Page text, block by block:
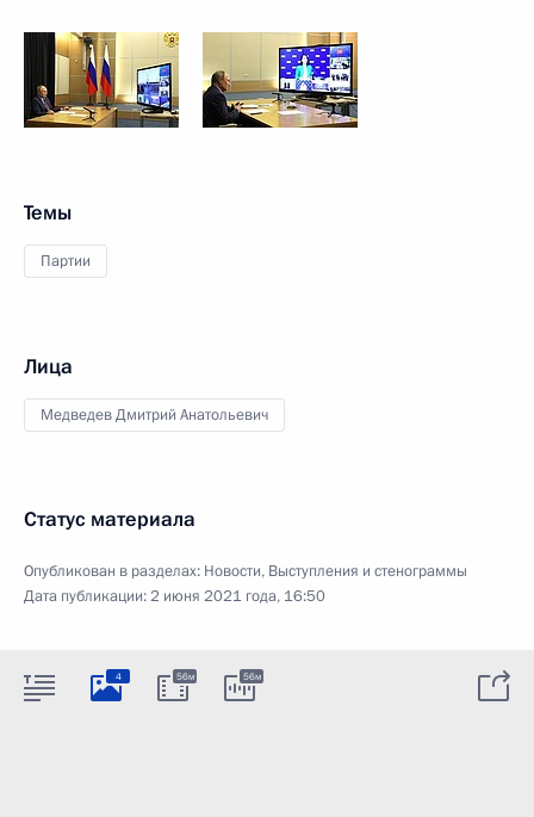
Темы
Партии
Лица
Медведев Дмитрий Анатольевич
Статус материала
Опубликован в разделах: Новости, Выступления и стенограммы
Дата публикации:2 июня 2021 года, 16:50
4 56м 56м